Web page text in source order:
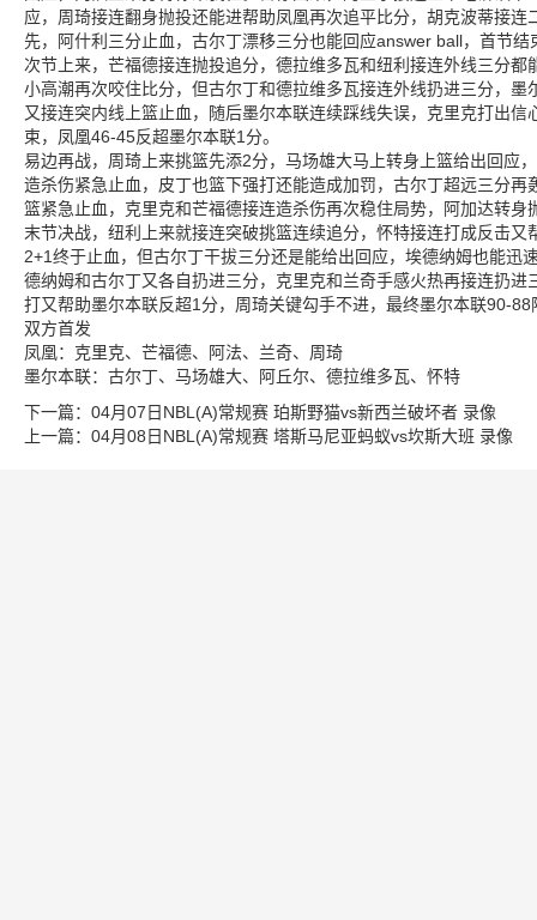
应，周琦接连翻身抛投还能进帮助凤凰再次追平比分，胡克波蒂接
先，阿什利三分止血，古尔丁漂移三分也能回应answer ball，首节
次节上来，芒福德接连抛投追分，德拉维多瓦和纽利接连外线三分
小高潮再次咬住比分，但古尔丁和德拉维多瓦接连外线扔进三分，
又接连突内线上篮止血，随后墨尔本联连续踩线失误，克里克打出
束，凤凰46-45反超墨尔本联1分。
易边再战，周琦上来挑篮先添2分，马场雄大马上转身上篮给出回应
造杀伤紧急止血，皮丁也篮下强打还能造成加罚，古尔丁超远三分
篮紧急止血，克里克和芒福德接连造杀伤再次稳住局势，阿加达转
末节决战，纽利上来就接连突破挑篮连续追分，怀特接连打成反击
2+1终于止血，但古尔丁干拔三分还是能给出回应，埃德纳姆也能
德纳姆和古尔丁又各自扔进三分，克里克和兰奇手感火热再接连扔
打又帮助墨尔本联反超1分，周琦关键勾手不进，最终墨尔本联90-88
双方首发
凤凰：克里克、芒福德、阿法、兰奇、周琦
墨尔本联：古尔丁、马场雄大、阿丘尔、德拉维多瓦、怀特
下一篇： 04月07日NBL(A)常规赛 珀斯野猫vs新西兰破坏者 录像
上一篇： 04月08日NBL(A)常规赛 塔斯马尼亚蚂蚁vs坎斯大班 录像